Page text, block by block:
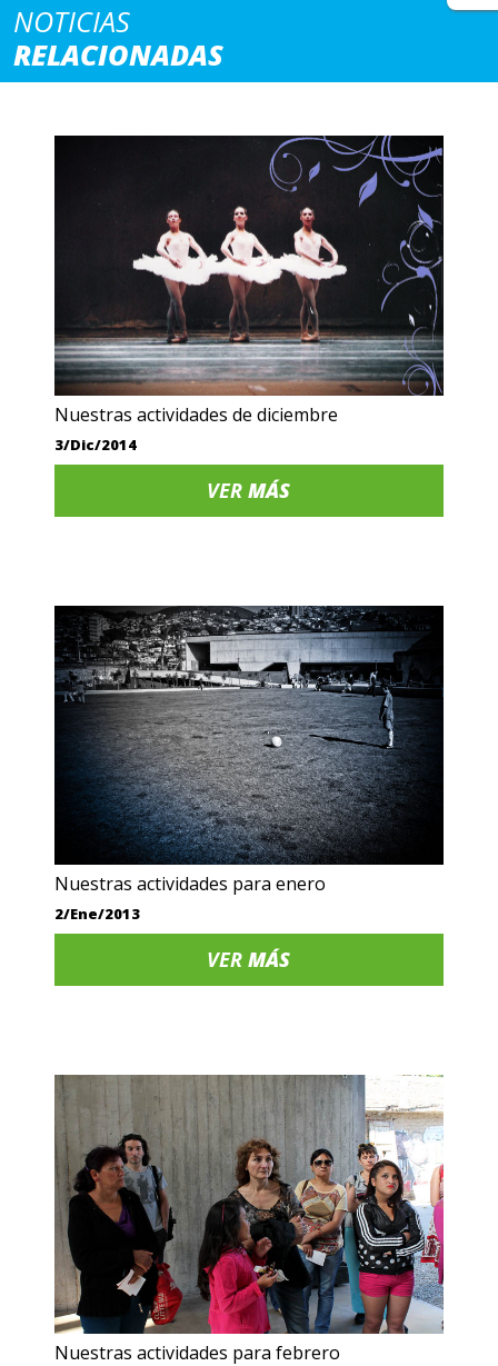
NOTICIAS
RELACIONADAS
Nuestras actividades de diciembre
3/Dic/2014
VERMÁS
Nuestras actividades para enero
2/Ene/2013
VERMÁS
Nuestras actividades para febrero